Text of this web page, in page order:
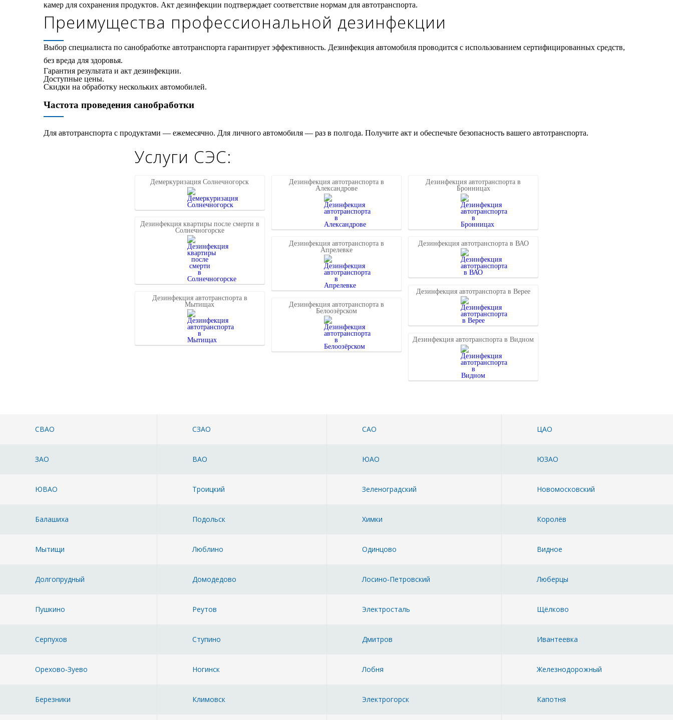
камер для сохранения продуктов. Акт дезинфекции подтверждает соответствие нормам для автотранспорта.
Преимущества профессиональной дезинфекции
Выбор специалиста по санобработке автотранспорта гарантирует эффективность. Дезинфекция автомобиля проводится с использованием сертифицированных средств,
без вреда для здоровья.
Гарантия результата и акт дезинфекции.
Доступные цены.
Скидки на обработку нескольких автомобилей.
Частота проведения санобработки
Для автотранспорта с продуктами — ежемесячно. Для личного автомобиля — раз в полгода. Получите акт и обеспечьте безопасность вашего автотранспорта.
Услуги СЭС:
Демеркуризация Солнечногорск
Дезинфекция квартиры после смерти в
Солнечногорске
Дезинфекция автотранспорта в
Мытищах
Дезинфекция автотранспорта в
Александрове
Дезинфекция автотранспорта в
Апрелевке
Дезинфекция автотранспорта в
Белоозёрском
Дезинфекция автотранспорта в
Бронницах
Дезинфекция автотранспорта в ВАО
Дезинфекция автотранспорта в Верее
Дезинфекция автотранспорта в Видном
СВАО СЗАО САО ЦАО
ЗАО ВАО ЮАО ЮЗАО
ЮВАО Троицкий Зеленоградский Новомосковский
Балашиха Подольск Химки Королёв
Мытищи Люблино Одинцово Видное
Долгопрудный Домодедово Лосино‑Петровский Люберцы
Пушкино Реутов Электросталь Щёлково
Серпухов Ступино Дмитров Ивантеевка
Орехово‑Зуево Ногинск Лобня Железнодорожный
Березники Климовск Электрогорск Капотня